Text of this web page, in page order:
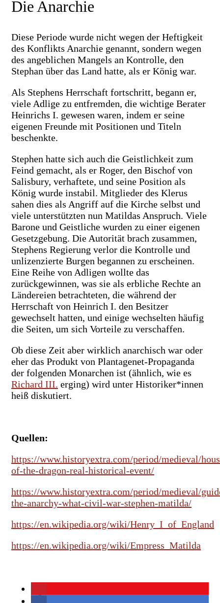
Die Anarchie
Diese Periode wurde nicht wegen der Heftigkeit
des Konflikts Anarchie genannt, sondern wegen
des angeblichen Mangels an Kontrolle, den
Stephan über das Land hatte, als er König war.
Als Stephens Herrschaft fortschritt, begann er,
viele Adlige zu entfremden, die wichtige Berater
Heinrichs I. gewesen waren, indem er seine
eigenen Freunde mit Positionen und Titeln
beschenkte.
Stephen hatte sich auch die Geistlichkeit zum
Feind gemacht, als er Roger, den Bischof von
Salisbury, verhaftete, und seine Position als
König wurde instabil. Mitglieder des Klerus
sahen dies als Angriff auf die Kirche selbst und
viele unterstützten nun Matildas Anspruch. Viele
Barone und Geistliche wurden zu einer eigenen
Gesetzgebung. Die Autorität brach zusammen,
Stephens Regierung verlor die Kontrolle und
unlizenzierte Burgen begannen zu erscheinen.
Eine Reihe von Adligen wollte das
zurückgewinnen, was sie als erbliche Rechte an
Ländereien betrachteten, die während der
Herrschaft von Heinrich I. den Besitzer
gewechselt hatten, und einige wechselten häufig
die Seiten, um sich Vorteile zu verschaffen.
Ob diese Zeit aber wirklich anarchisch war oder
eher das Produkt von Plantagenet-Propaganda
der folgenden Monarchen ist (ähnlich, wie es
Richard III. erging) wird unter Historiker*innen
heiß diskutiert.
Quellen:
https://www.historyextra.com/period/medieval/
of-the-dragon-real-historical-event/
https://www.historyextra.com/period/medieval/
the-anarchy-what-civil-war-stephen-matilda/
https://en.wikipedia.org/wiki/Henry_I_of_England
https://en.wikipedia.org/wiki/Empress_Matilda